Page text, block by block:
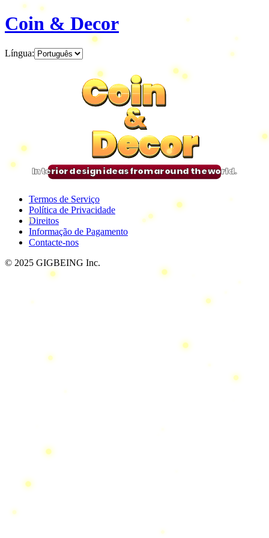
Coin & Decor
Língua:
Coin
&
Decor
Coin
&
Decor
Coin
&
Decor
Coin
&
Decor
Interior design ideas from around the world.
Termos de Serviço
Política de Privacidade
Direitos
Informação de Pagamento
Contacte-nos
© 2025 GIGBEING Inc.